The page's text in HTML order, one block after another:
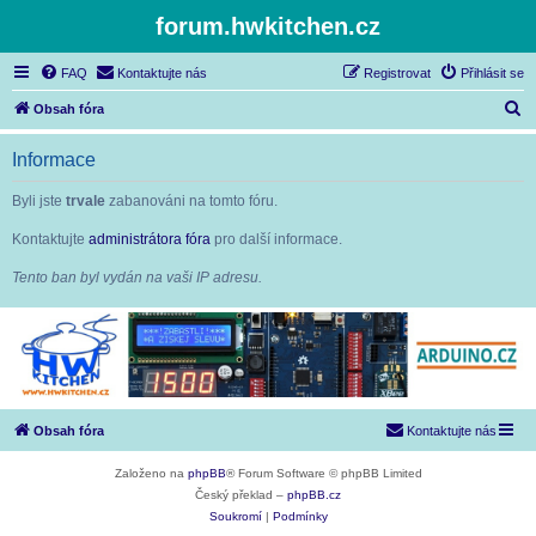
forum.hwkitchen.cz
FAQ Kontaktujte nás Přihlásit se
Registrovat
Obsah fóra
l
Informace
Byli jste trvale zabanováni na tomto fóru.
Kontaktujte administrátora fóra pro další informace.
Tento ban byl vydán na vaši IP adresu.
Obsah fóra Kontaktujte nás
Založeno na phpBB® Forum Software © phpBB Limited
Český překlad – phpBB.cz
Soukromí
Podmínky